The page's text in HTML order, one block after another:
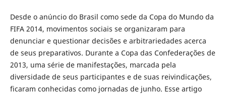
Desde o anúncio do Brasil como sede da Copa do Mundo da
FIFA 2014, movimentos sociais se organizaram para
denunciar e questionar decisões e arbitrariedades acerca
de seus preparativos. Durante a Copa das Confederações de
2013, uma série de manifestações, marcada pela
diversidade de seus participantes e de suas reivindicações,
ficaram conhecidas como jornadas de junho. Esse artigo